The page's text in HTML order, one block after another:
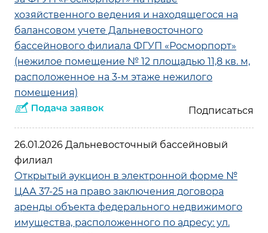
хозяйственного ведения и находящегося на
балансовом учете Дальневосточного
бассейнового филиала ФГУП «Росморпорт»
(нежилое помещение № 12 площадью 11,8 кв. м,
расположенное на 3-м этаже нежилого
помещения)
26.01.2026 Дальневосточный бассейновый
филиал
Открытый аукцион в электронной форме №
ЦАА 37-25 на право заключения договора
аренды объекта федерального недвижимого
имущества, расположенного по адресу: ул.